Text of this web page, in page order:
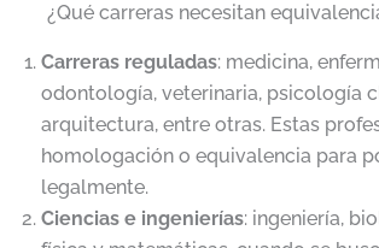
¿Qué carreras necesitan
Carreras reguladas: medicina,
odontología, veterinaria, psicología
arquitectura, entre otras. Estas
homologación o equivalencia para
legalmente.
Ciencias e ingenierías: ingeniería,